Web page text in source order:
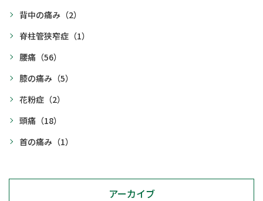
背中の痛み （2）
脊柱管狭窄症 （1）
腰痛 （56）
膝の痛み （5）
花粉症 （2）
頭痛 （18）
首の痛み （1）
アーカイブ